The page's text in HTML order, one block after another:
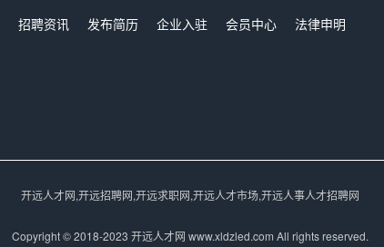
招聘资讯 发布简历 企业入驻 会员中心
法律申明
开远人才网,开远招聘网,开远求职网,开远人才市场,开远人事人才招聘网
Copyright © 2018-2023 开远人才网 www.xldzled.com All rights reserved.